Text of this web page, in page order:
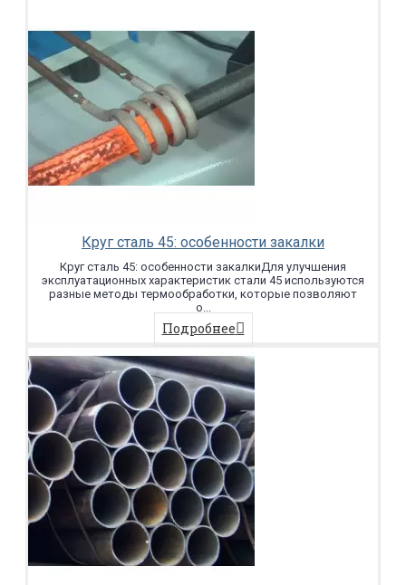
Круг сталь 45: особенности закалки
Круг сталь 45: особенности закалкиДля улучшения
эксплуатационных характеристик стали 45 используются
разные методы термообработки, которые позволяют
о...
Подробнее